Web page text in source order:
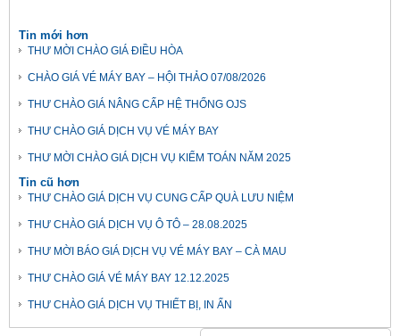
Tin mới hơn
THƯ MỜI CHÀO GIÁ ĐIỀU HÒA
CHÀO GIÁ VÉ MÁY BAY – HỘI THẢO 07/08/2026
THƯ CHÀO GIÁ NÂNG CẤP HỆ THỐNG OJS
THƯ CHÀO GIÁ DỊCH VỤ VÉ MÁY BAY
THƯ MỜI CHÀO GIÁ DỊCH VỤ KIỂM TOÁN NĂM 2025
Tin cũ hơn
THƯ CHÀO GIÁ DỊCH VỤ CUNG CẤP QUÀ LƯU NIỆM
THƯ CHÀO GIÁ DỊCH VỤ Ô TÔ – 28.08.2025
THƯ MỜI BÁO GIÁ DỊCH VỤ VÉ MÁY BAY – CÀ MAU
THƯ CHÀO GIÁ VÉ MÁY BAY 12.12.2025
THƯ CHÀO GIÁ DỊCH VỤ THIẾT BỊ, IN ẤN